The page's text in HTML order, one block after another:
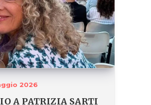
2026
A PATRIZIA SARTI